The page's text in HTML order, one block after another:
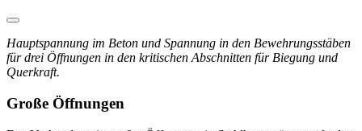
Hauptspannung im Beton und Spannung in den Bewehrungsstäben
für drei Öffnungen in den kritischen Abschnitten für Biegung und
Querkraft.
Große Öffnungen